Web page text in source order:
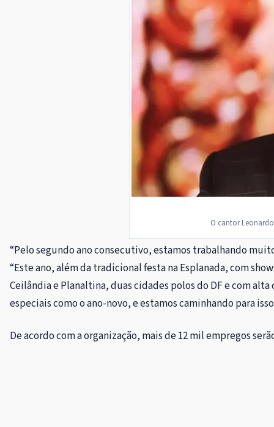
O cantor
“Pelo segundo ano consecutivo, estamos trabalhando
“Este ano, além da tradicional festa na Esplanada, com
Ceilândia e Planaltina, duas cidades polos do DF e com
especiais como o ano-novo, e estamos caminhando para
De acordo com a organização, mais de 12 mil empregos